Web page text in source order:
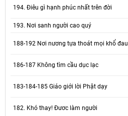
194. Điêu gì hạnh phúc nhất trên đời
193. Nơi sanh người cao quý
188-192 Nơi nương tựa thoát mọi khổ đau
186-187 Không tìm cầu dục lạc
183-184-185 Giáo giới lời Phật dạy
182. Khó thay! Đươc làm người